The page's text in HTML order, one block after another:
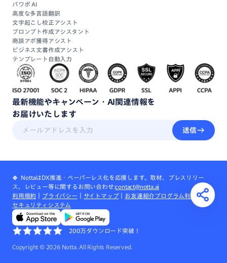
パワポ AI
高度な多言語翻訳
文字起こし校正アシスト
プロンプト作成アシスタント
商談アポ獲得アシスト
ビジネス文書作成アシスト
テンプレート自動入力
最新機能やキャンペーン・ AI関連情報を
お届けいたします
送信
🍀 NottaはDX推進・ペーパーレス化を応援します。取材、プレスリリー
ス、レビュー等に関するお問い合わせ:contact@notta.ai
利用規約
プライバシー サイトマップ｜ お友達紹介プログラム利用規約
｜
セキュリティシステム
200万ダウンロード突破！
Copyright © 2026Notta. All Rights Reserved.